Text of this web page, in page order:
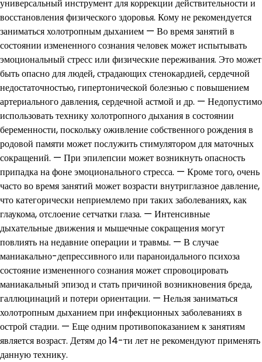
универсальный инструмент для коррекции действительности и
восстановления физического здоровья. Кому не рекомендуется
заниматься холотропным дыханием — Во время занятий в
состоянии измененного сознания человек может испытывать
эмоциональный стресс или физические переживания. Это может
быть опасно для людей, страдающих стенокардией, сердечной
недостаточностью, гипертонической болезнью с повышением
артериального давления, сердечной астмой и др. — Недопустимо
использовать технику холотропного дыхания в состоянии
беременности, поскольку оживление собственного рождения в
родовой памяти может послужить стимулятором для маточных
сокращений. — При эпилепсии может возникнуть опасность
припадка на фоне эмоционального стресса. — Кроме того, очень
часто во время занятий может возрасти внутриглазное давление,
что категорически неприемлемо при таких заболеваниях, как
глаукома, отслоение сетчатки глаза. — Интенсивные
дыхательные движения и мышечные сокращения могут
повлиять на недавние операции и травмы. — В случае
маниакально-депрессивного или параноидального психоза
состояние измененного сознания может спровоцировать
маниакальный эпизод и стать причиной возникновения бреда,
галлюцинаций и потери ориентации. — Нельзя заниматься
холотропным дыханием при инфекционных заболеваниях в
острой стадии. — Еще одним противопоказанием к занятиям
является возраст. Детям до 14-ти лет не рекомендуют применять
данную технику.